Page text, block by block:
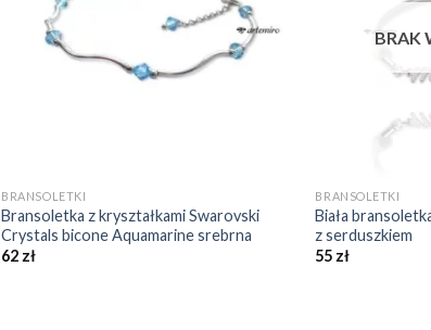
BRANSOLETKI
Bransoletka z kryształkami Swarovski
Crystals bicone Aquamarine srebrna
62zł
BRAK
BRANSOLETKI
Biała
z serduszkiem
55zł